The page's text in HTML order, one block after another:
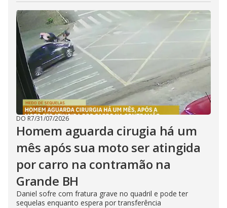
DO R7/31/07/2026
Homem aguarda cirugia há um
mês após sua moto ser atingida
por carro na contramão na
Grande BH
Daniel sofre com fratura grave no quadril e pode ter
sequelas enquanto espera por transferência